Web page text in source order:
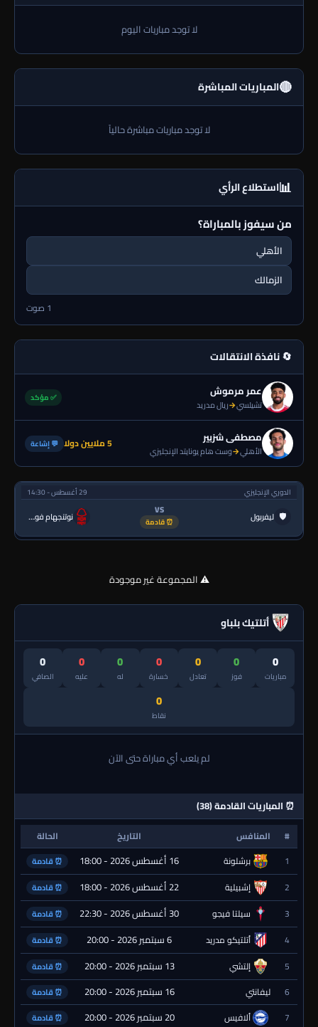
لا توجد مباريات اليوم
🔴المباريات المباشرة
لا توجد مباريات مباشرة حالياً
📊استطلاع الرأي
من سيفوز بالمباراة؟
الأهلي
الزمالك
1 صوت
🔄 نافذة الانتقالات
عمر مرموش
تشيلسي→ريال مدريد
✅ مؤكد
مصطفى شزبير
الأهلي→وست هام يونايتد الإنجليزي 5 ملايين دولا 💬 إشاعة
الدوري الإنجليزي 29 أغسطس - 14:30
🛡 ليفربول VS
⏰ قادمة نوتنجهام فورست
⚠️ المجموعة غير موجودة
أتلتيك بلباو
0
مباريات
0
فوز
0
تعادل
0
خسارة
0
له
0
عليه
0
الصافي
0
نقاط
لم يلعب أي مباراة حتى الآن
⏰ المباريات القادمة (38)
# المنافس التاريخ
الحالة
1
برشلونة 16 أغسطس 2026 - 18:00 ⏰ قادمة
2 إشبيلية 22 أغسطس 2026 - 18:00 ⏰ قادمة
3 سيلتا فيجو 30 أغسطس 2026 - 22:30 ⏰ قادمة
4 أتلتيكو مدريد 6 سبتمبر 2026 - 20:00 ⏰ قادمة
5 إلتشي 13 سبتمبر 2026 - 20:00 ⏰ قادمة
6 ليفانتي 16 سبتمبر 2026 - 20:00 ⏰ قادمة
7 ألافيس 20 سبتمبر 2026 - 20:00 ⏰ قادمة